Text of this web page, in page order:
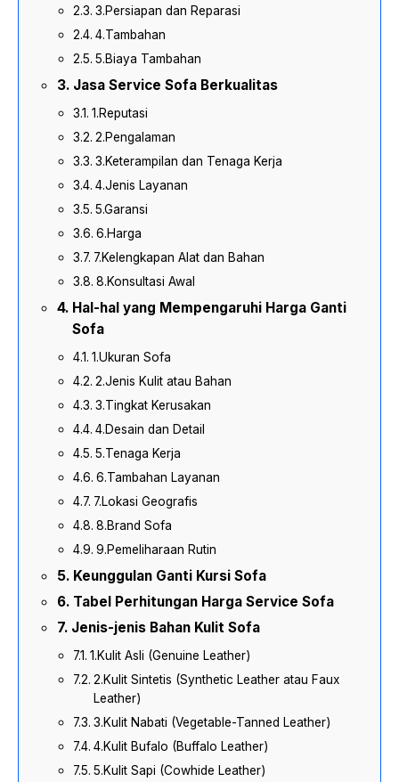
3.Persiapan dan Reparasi
4.Tambahan
5.Biaya Tambahan
Jasa Service Sofa Berkualitas
1.Reputasi
2.Pengalaman
3.Keterampilan dan Tenaga Kerja
4.Jenis Layanan
5.Garansi
6.Harga
7.Kelengkapan Alat dan Bahan
8.Konsultasi Awal
Hal-hal yang Mempengaruhi Harga Ganti
Sofa
1.Ukuran Sofa
2.Jenis Kulit atau Bahan
3.Tingkat Kerusakan
4.Desain dan Detail
5.Tenaga Kerja
6.Tambahan Layanan
7.Lokasi Geografis
8.Brand Sofa
9.Pemeliharaan Rutin
Keunggulan Ganti Kursi Sofa
Tabel Perhitungan Harga Service Sofa
Jenis-jenis Bahan Kulit Sofa
1.Kulit Asli (Genuine Leather)
2.Kulit Sintetis (Synthetic Leather atau Faux
Leather)
3.Kulit Nabati (Vegetable-Tanned Leather)
4.Kulit Bufalo (Buffalo Leather)
5.Kulit Sapi (Cowhide Leather)